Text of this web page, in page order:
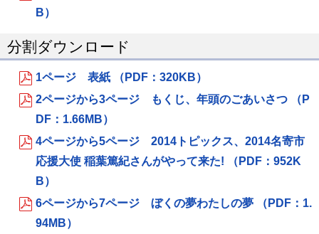
B）
分割ダウンロード
1ページ 表紙 （PDF：320KB）
2ページから3ページ もくじ、年頭のごあいさつ （P
DF：1.66MB）
4ページから5ページ 2014トピックス、2014名寄市
応援大使 稲葉篤紀さんがやって来た! （PDF：952K
B）
6ページから7ページ ぼくの夢わたしの夢 （PDF：1.
94MB）